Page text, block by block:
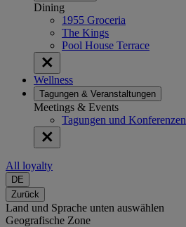
Dining
1955 Groceria
The Kings
Pool House Terrace
Wellness
Tagungen & Veranstaltungen
Meetings & Events
Tagungen und Konferenzen
All loyalty
DE
Zurück
Land und Sprache unten auswählen
Geografische Zone